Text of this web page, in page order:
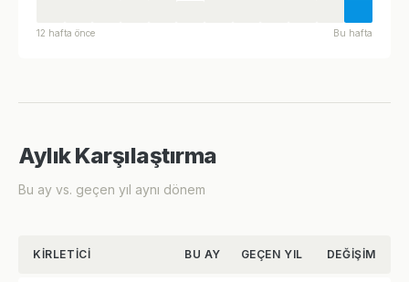
12 hafta önce Bu hafta
Aylık Karşılaştırma
Bu ay vs. geçen yıl aynı dönem
KIRLETICI BU AY GEÇEN YIL DEĞIŞIM